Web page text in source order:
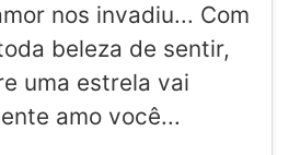
nos invadiu... Com
beleza de sentir,
uma estrela vai
amo você...